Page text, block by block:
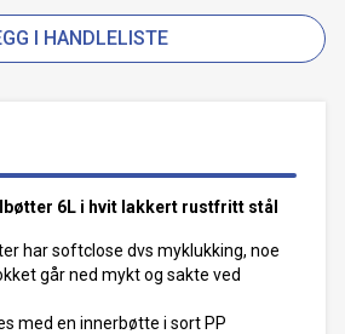
I HANDLELISTE
6L i hvit lakkert rustfritt stål
har softclose dvs myklukking, noe
går ned mykt og sakte ved
med en innerbøtte i sort PP